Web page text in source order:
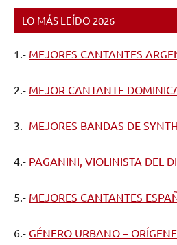
LO MÁS LEÍDO 2026
1.- MEJORES CANTANTES
2.- MEJOR CANTANTE
3.- MEJORES BANDAS DE
4.- PAGANINI, VIOLINISTA DEL
5.- MEJORES CANTANTES
6.- GÉNERO URBANO –